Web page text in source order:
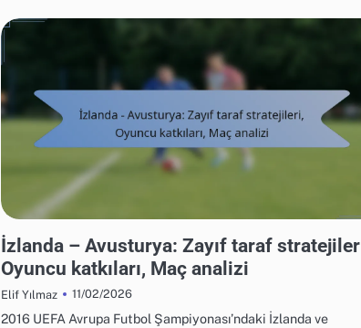
İzlanda – Avusturya: Zayıf taraf
Oyuncu katkıları, Maç analizi
Elif Yılmaz 11/02/2026
2016 UEFA Avrupa Futbol Şampiyonası’ndaki İzlanda ve